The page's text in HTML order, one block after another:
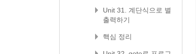
Unit 31. 계단식으로 별
출력하기
핵심 정리